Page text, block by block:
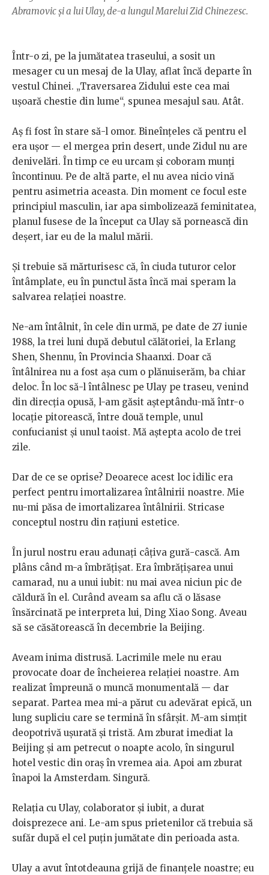
Abramovic și a lui Ulay, de-a lungul Marelui Zid Chinezesc.
Într-o zi, pe la jumătatea traseului, a sosit un
mesager cu un mesaj de la Ulay, aflat încă departe în
vestul Chinei. „Traversarea Zidului este cea mai
ușoară chestie din lume“, spunea mesajul sau. Atât.
Aș fi fost în stare să-l omor. Bineînțeles că pentru el
era ușor — el mergea prin desert, unde Zidul nu are
denivelări. În timp ce eu urcam și coboram munți
încontinuu. Pe de altă parte, el nu avea nicio vină
pentru asimetria aceasta. Din moment ce focul este
principiul masculin, iar apa simbolizează feminitatea,
planul fusese de la început ca Ulay să pornească din
deșert, iar eu de la malul mării.
Și trebuie să mărturisesc că, în ciuda tuturor celor
întâmplate, eu în punctul ăsta încă mai speram la
salvarea relației noastre.
Ne-am întâlnit, în cele din urmă, pe date de 27 iunie
1988, la trei luni după debutul călătoriei, la Erlang
Shen, Shennu, în Provincia Shaanxi. Doar că
întâlnirea nu a fost așa cum o plănuiserăm, ba chiar
deloc. În loc să-l întâlnesc pe Ulay pe traseu, venind
din direcția opusă, l-am găsit așteptându-mă într-o
locație pitorească, între două temple, unul
confucianist și unul taoist. Mă aștepta acolo de trei
zile.
Dar de ce se oprise? Deoarece acest loc idilic era
perfect pentru imortalizarea întâlnirii noastre. Mie
nu-mi păsa de imortalizarea întâlnirii. Stricase
conceptul nostru din rațiuni estetice.
În jurul nostru erau adunați câțiva gură-cască. Am
plâns când m-a îmbrățișat. Era îmbrățișarea unui
camarad, nu a unui iubit: nu mai avea niciun pic de
căldură în el. Curând aveam sa aflu că o lăsase
însărcinată pe interpreta lui, Ding Xiao Song. Aveau
să se căsătorească în decembrie la Beijing.
Aveam inima distrusă. Lacrimile mele nu erau
provocate doar de încheierea relației noastre. Am
realizat împreună o muncă monumentală — dar
separat. Partea mea mi-a părut cu adevărat epică, un
lung supliciu care se termină în sfârșit. M-am simțit
deopotrivă ușurată și tristă. Am zburat imediat la
Beijing și am petrecut o noapte acolo, în singurul
hotel vestic din oraș în vremea aia. Apoi am zburat
înapoi la Amsterdam. Singură.
Relația cu Ulay, colaborator și iubit, a durat
doisprezece ani. Le-am spus prietenilor că trebuia să
sufăr după el cel puțin jumătate din perioada asta.
Ulay a avut întotdeauna grijă de finanțele noastre; eu